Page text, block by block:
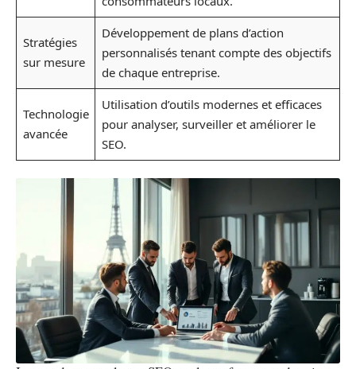
Stratégies
sur mesure
Développement de plans d’action
personnalisés tenant compte des objectifs
de chaque entreprise.
Technologie
avancée
Utilisation d’outils modernes et efficaces
pour analyser, surveiller et améliorer le
SEO.